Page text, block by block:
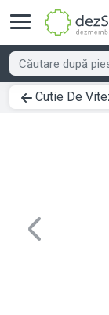
Cutie De Viteze
Previous